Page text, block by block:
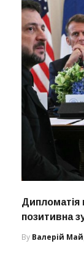
Дипломатія
позитивна
By Валерій